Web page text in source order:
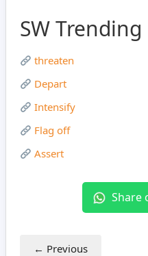
SW
threaten
Depart
Intensify
Flag off
Assert
Share
← Previous